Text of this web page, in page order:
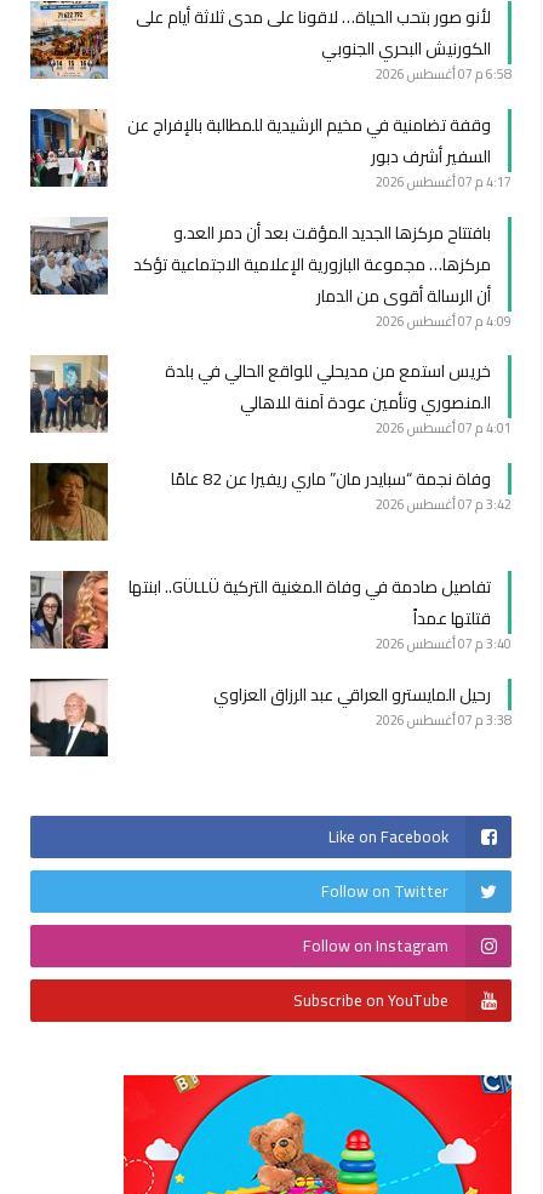
لأنو صور بتحب الحياة… لاقونا على مدى ثلاثة أيام على
الكورنيش البحري الجنوبي
6:58 م 07 أغسطس 2026
وقفة تضامنية في مخيم الرشيدية للمطالبة بالإفراج عن
السفير أشرف دبور
4:17 م 07 أغسطس 2026
بافتتاح مركزها الجديد المؤقت بعد أن دمر العد.و
مركزها… مجموعة البازورية الإعلامية الاجتماعية تؤكد
أن الرسالة أقوى من الدمار
4:09 م 07 أغسطس 2026
خريس استمع من مديحلي للواقع الحالي في بلدة
المنصوري وتأمين عودة آمنة للاهالي
4:01 م 07 أغسطس 2026
وفاة نجمة “سبايدر مان” ماري ريفيرا عن 82 عامًا
3:42 م 07 أغسطس 2026
تفاصيل صادمة في وفاة المغنية التركية GÜLLÜ.. ابنتها
قتلتها عمداً
3:40 م 07 أغسطس 2026
رحيل المايسترو العراقي عبد الرزاق العزاوي
3:38 م 07 أغسطس 2026
Like on Facebook
Follow on Twitter
Follow on Instagram
Subscribe on YouTube